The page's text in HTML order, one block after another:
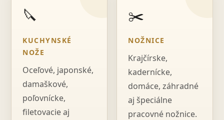
🔪
KUCHYNSKÉ
NOŽE
Oceľové, japonské,
damaškové,
poľovnícke,
filetovacie aj
✂️
NOŽNICE
Krajčírske,
kadernícke,
domáce, záhradné
aj špeciálne
pracovné nožnice.